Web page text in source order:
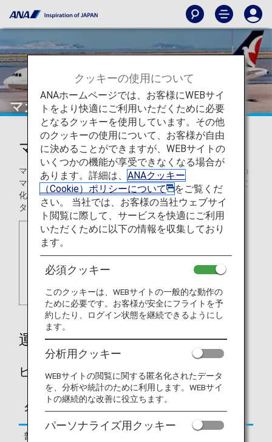
マカオ航空（NX）
マカオ航空（NX）
マカオ航空はマカオを拠点とする地域航空。航空網を近年の
マカオの急速な成長に合わせ、特にマカオがユネスコ世界文
化遺産に登録された後に拡大し、現在は台湾、韓国、日本、
タイなどのアジア諸国にも乗り入れています。
運賃別積算率
ビジネスクラス
タイプ
区間基本マイレージに
対する積算率
普通運賃
クッキーの使用について
ANAホームページでは、お客様にWEBサイ
トをより快適にご利用いただくために必要
となるクッキーを使用しています。その他
のクッキーの使用について、お客様が自由
に決めることができますが、WEBサイトの
いくつかの機能が享受できなくなる場合が
あります。詳細は、 ANAクッキー
（Cookie）ポリシーについて
をご覧くだ
さい。 当社では、お客様の当社ウェブサイ
ト閲覧に際して、サービスを快適にご利用
いただくために以下の情報を収集しており
ます。
必須クッキー
このクッキーは、WEBサイトの一般的な動作の
ために必要です。お客様が安全にフライトを予
約したり、ログイン状態を継続できるようにし
ます。
分析用クッキー
WEBサイトの閲覧に関する匿名化されたデータ
を、分析や統計のために利用します。WEBサイ
トの継続的な改善に役立ちます。
パーソナライズ用クッキー